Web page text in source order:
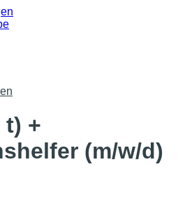
t) +
(m/w/d)